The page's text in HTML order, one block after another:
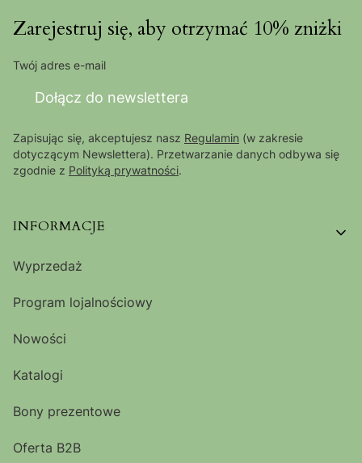
Zarejestruj się, aby otrzymać 10% zniżki
Twój adres e-mail
Dołącz do newslettera
Zapisując się, akceptujesz nasz Regulamin (w zakresie
dotyczącym Newslettera). Przetwarzanie danych odbywa się
zgodnie z Polityką prywatności.
Linki w stopce
INFORMACJE
Wyprzedaż
Program lojalnościowy
Nowości
Katalogi
Bony prezentowe
Oferta B2B